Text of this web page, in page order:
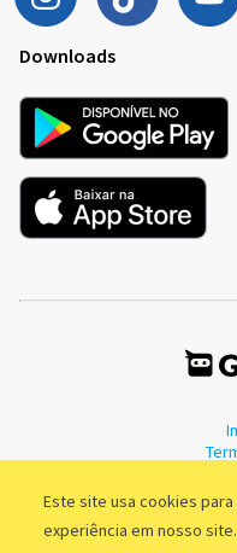
Este site usa cookies
experiência em nosso site.
Downloads